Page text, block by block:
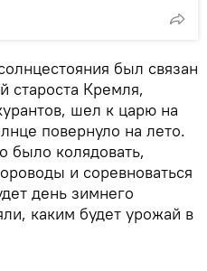
был связан
староста Кремля,
шел к царю на
повернуло на лето.
было колядовать,
и соревноваться
день зимнего
каким будет урожай в